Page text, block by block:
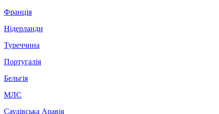
Франція
Нідерланди
Туреччина
Португалія
Бельгія
МЛС
Саудівська Аравія